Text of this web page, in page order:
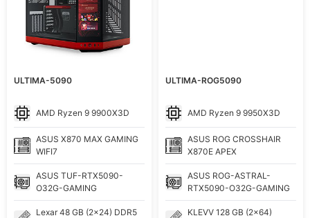
ULTIMA-5090
AMD Ryzen 9 9900X3D
ASUS X870 MAX GAMING
WIFI7
ASUS TUF-RTX5090-
O32G-GAMING
Lexar 48 GB (2x24) DDR5
ULTIMA-ROG5090
AMD Ryzen 9 9950X3D
ASUS ROG CROSSHAIR
X870E APEX
ASUS ROG-ASTRAL-
RTX5090-O32G-GAMING
KLEVV 128 GB (2x64)